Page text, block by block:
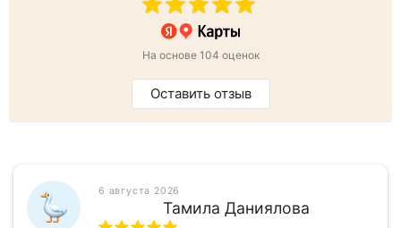
На основе 104 оценок
Оставить отзыв
6 августа 2026
Тамила Даниялова